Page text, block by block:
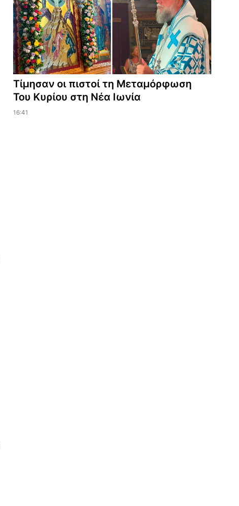
Τίμησαν οι πιστοί τη Μεταμόρφωση
Του Κυρίου στη Νέα Ιωνία
16:41